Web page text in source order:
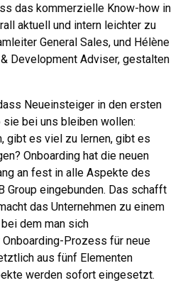
das kommerzielle Know-how in
aktuell und intern leichter zu
General Sales, und Hélène
Development Adviser, gestalten
Neueinsteiger in den ersten
sie bei uns bleiben wollen:
gibt es viel zu lernen, gibt es
Onboarding hat die neuen
an fest in alle Aspekte des
Group eingebunden. Das schafft
das Unternehmen zu einem
dem man sich
Prozess für neue
aus fünf Elementen
werden sofort eingesetzt.